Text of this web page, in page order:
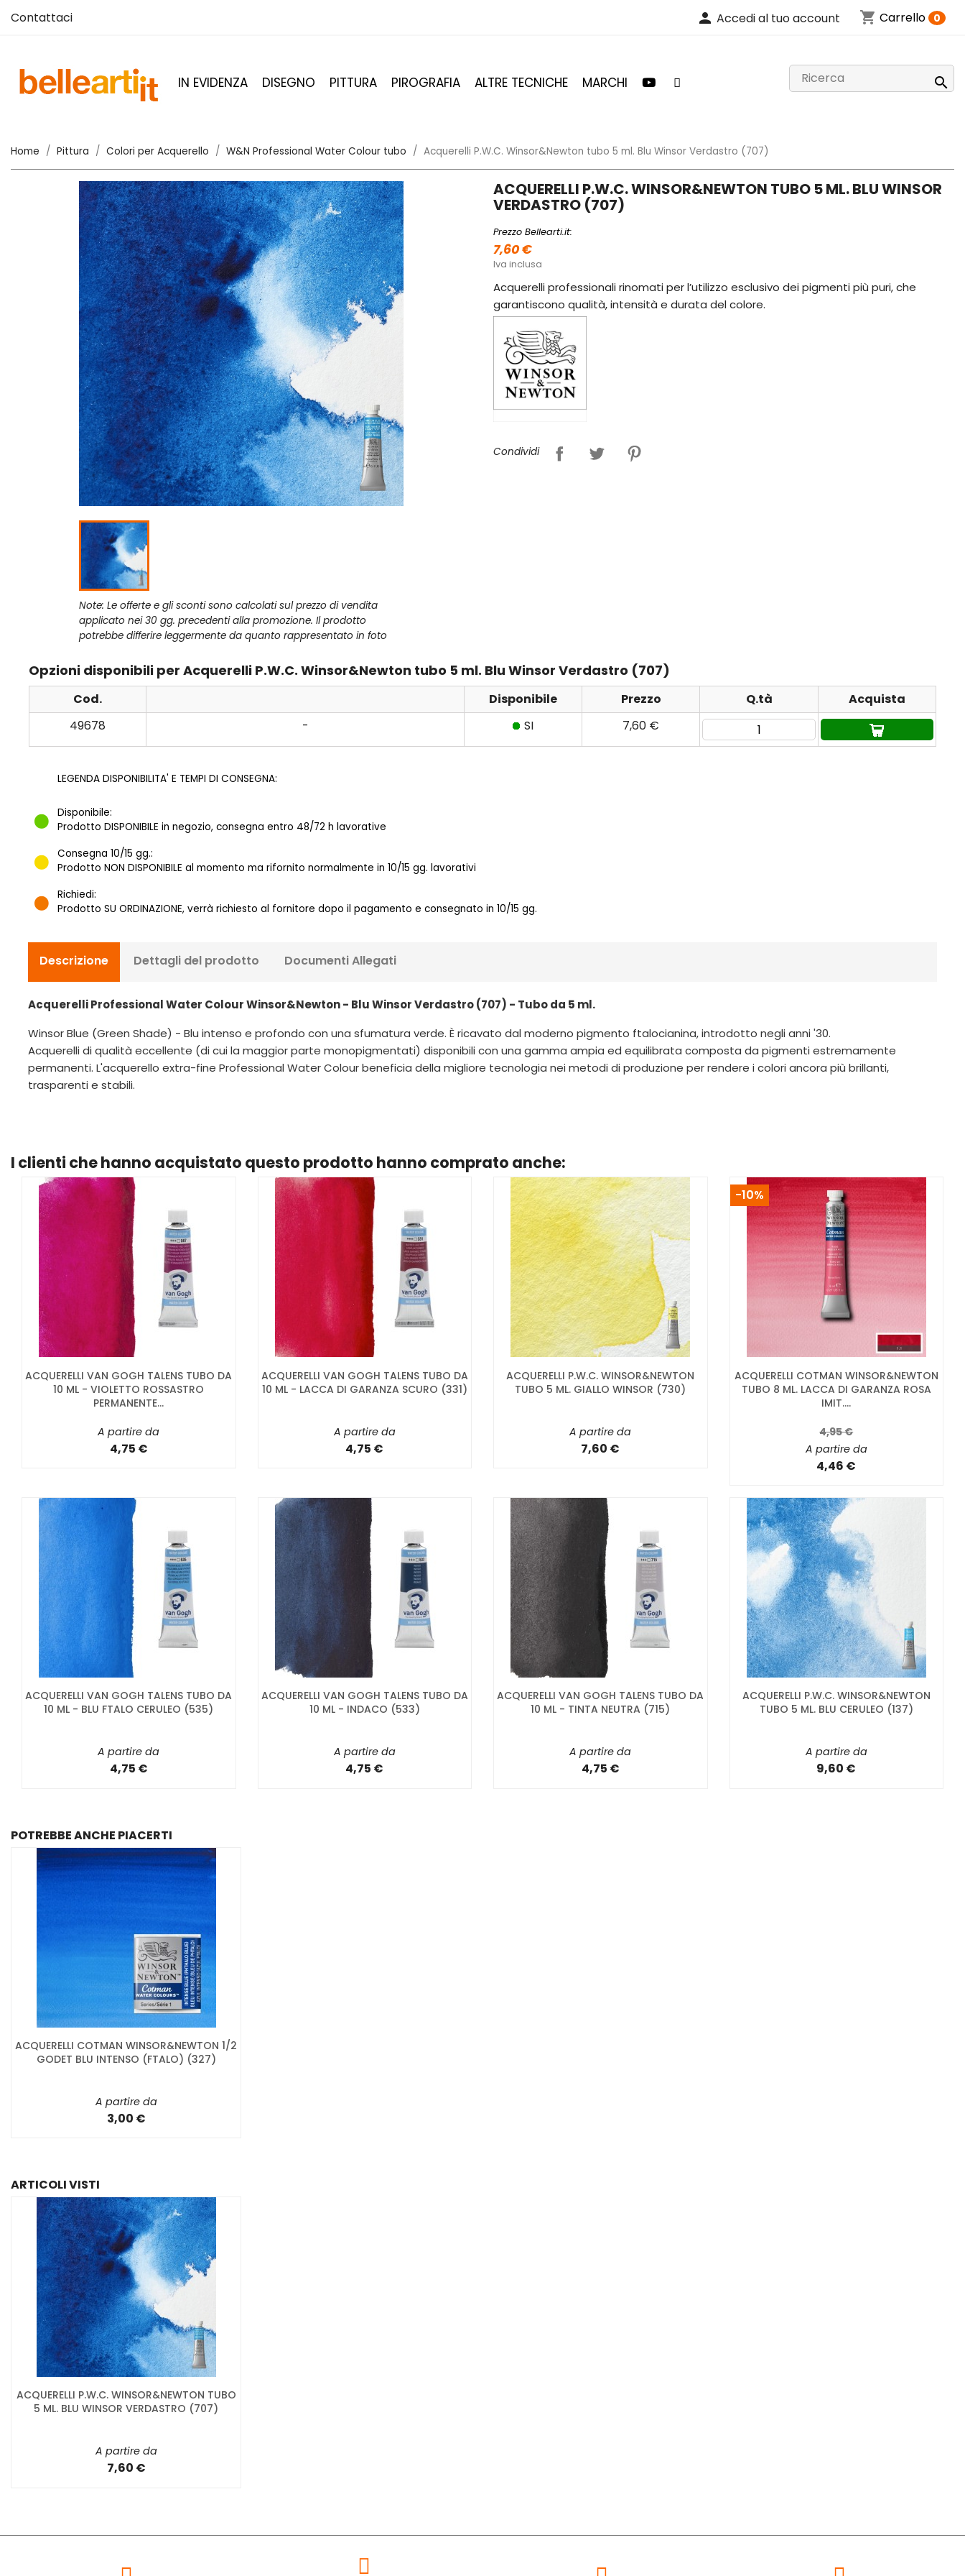
Contattaci person Accedi al tuo account shopping_cart Carrello 0
IN EVIDENZA DISEGNO PITTURA PIROGRAFIA ALTRE TECNICHE MARCHI 
Home Pittura Colori per Acquerello W&N Professional Water Colour tubo Acquerelli P.W.C. Winsor&Newton tubo 5 ml. Blu Winsor Verdastro (707)
Note: Le offerte e gli sconti sono calcolati sul prezzo di vendita
applicato nei 30 gg. precedenti alla promozione. Il prodotto
potrebbe differire leggermente da quanto rappresentato in foto
ACQUERELLI P.W.C. WINSOR&NEWTON TUBO 5 ML. BLU WINSOR
VERDASTRO (707)
Prezzo Bellearti.it:
7,60 €
Iva inclusa
Acquerelli professionali rinomati per l’utilizzo esclusivo dei pigmenti più puri, che
garantiscono qualità, intensità e durata del colore.
Condividi
Opzioni disponibili per Acquerelli P.W.C. Winsor&Newton tubo 5 ml. Blu Winsor Verdastro (707)
Cod. Disponibile Prezzo Q.tà
Acquista
49678
- SI 7,60 €
LEGENDA DISPONIBILITA' E TEMPI DI CONSEGNA:
Disponibile:
Prodotto DISPONIBILE in negozio, consegna entro 48/72 h lavorative
Consegna 10/15 gg.:
Prodotto NON DISPONIBILE al momento ma rifornito normalmente in 10/15 gg. lavorativi
Richiedi:
Prodotto SU ORDINAZIONE, verrà richiesto al fornitore dopo il pagamento e consegnato in 10/15 gg.
Descrizione Dettagli del prodotto Documenti Allegati
Acquerelli Professional Water Colour Winsor&Newton - Blu Winsor Verdastro (707) - Tubo da 5 ml.
Winsor Blue (Green Shade) - Blu intenso e profondo con una sfumatura verde. È ricavato dal moderno pigmento ftalocianina, introdotto negli anni '30.
Acquerelli di qualità eccellente (di cui la maggior parte monopigmentati) disponibili con una gamma ampia ed equilibrata composta da pigmenti estremamente
permanenti. L'acquerello extra-fine Professional Water Colour beneficia della migliore tecnologia nei metodi di produzione per rendere i colori ancora più brillanti,
trasparenti e stabili.
I clienti che hanno acquistato questo prodotto hanno comprato anche:
ACQUERELLI VAN GOGH TALENS TUBO DA
10 ML - VIOLETTO ROSSASTRO
PERMANENTE...
A partire da
4,75 €
ACQUERELLI VAN GOGH TALENS TUBO DA
10 ML - LACCA DI GARANZA SCURO (331)
A partire da
4,75 €
ACQUERELLI P.W.C. WINSOR&NEWTON
TUBO 5 ML. GIALLO WINSOR (730)
A partire da
7,60 €
ACQUERELLI COTMAN WINSOR&NEWTON
TUBO 8 ML. LACCA DI GARANZA ROSA
IMIT....
4,95 €
A partire da
4,46 €
-10%
ACQUERELLI VAN GOGH TALENS TUBO DA
10 ML - BLU FTALO CERULEO (535)
A partire da
4,75 €
ACQUERELLI VAN GOGH TALENS TUBO DA
10 ML - INDACO (533)
A partire da
4,75 €
ACQUERELLI VAN GOGH TALENS TUBO DA
10 ML - TINTA NEUTRA (715)
A partire da
4,75 €
ACQUERELLI P.W.C. WINSOR&NEWTON
TUBO 5 ML. BLU CERULEO (137)
A partire da
9,60 €
POTREBBE ANCHE PIACERTI
ACQUERELLI COTMAN WINSOR&NEWTON 1/2
GODET BLU INTENSO (FTALO) (327)
A partire da
3,00 €
ARTICOLI VISTI
ACQUERELLI P.W.C. WINSOR&NEWTON TUBO
5 ML. BLU WINSOR VERDASTRO (707)
A partire da
7,60 €